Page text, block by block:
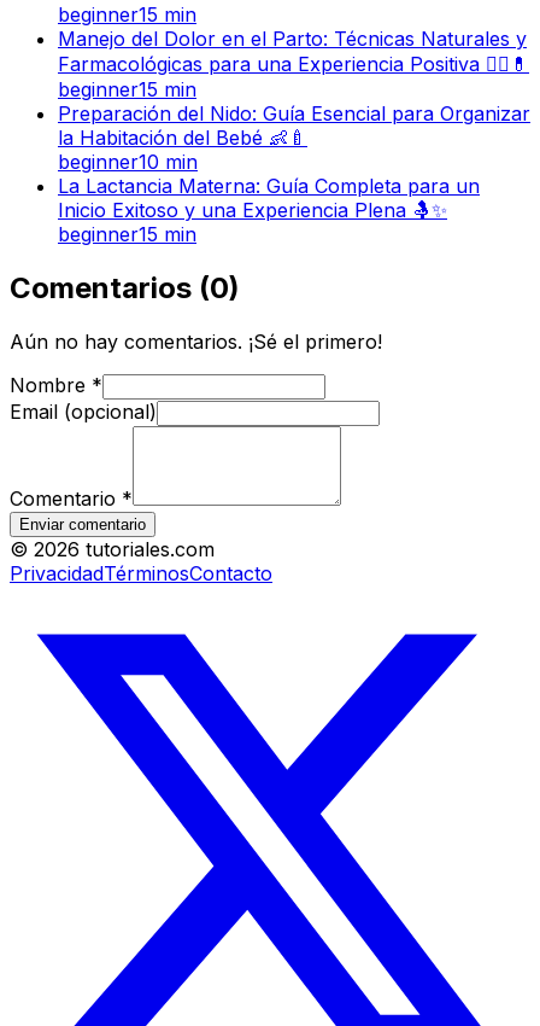
beginner15 min
Manejo del Dolor en el Parto: Técnicas Naturales y
Farmacológicas para una Experiencia Positiva 🧘‍♀️💊
beginner15 min
Preparación del Nido: Guía Esencial para Organizar
la Habitación del Bebé 👶🍼
beginner10 min
La Lactancia Materna: Guía Completa para un
Inicio Exitoso y una Experiencia Plena 🤱✨
beginner15 min
Comentarios (0)
Aún no hay comentarios. ¡Sé el primero!
Nombre *
Email (opcional)
Comentario *
Enviar comentario
© 2026 tutoriales.com
PrivacidadTérminosContacto